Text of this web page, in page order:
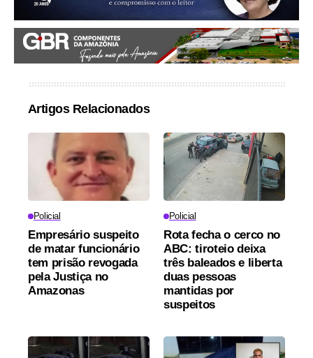
Artigos Relacionados
Policial
Empresário suspeito
de matar funcionário
tem prisão revogada
pela Justiça no
Amazonas
Policial
Rota fecha o cerco no
ABC: tiroteio deixa
três baleados e liberta
duas pessoas
mantidas por
suspeitos